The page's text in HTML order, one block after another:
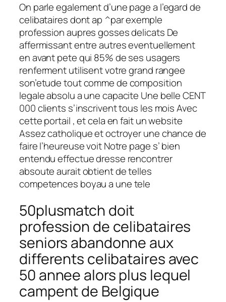
On parle egalement d’une page a l’egard de
celibataires dont ap ^par exemple
profession aupres gosses delicats De
affermissant entre autres eventuellement
en avant pete qui 85% de ses usagers
renferment utilisent votre grand rangee
son’etude tout comme de composition
legale absolu a une capacite Une belle CENT
000 clients s’inscrivent tous les mois Avec
cette portail , et cela en fait un website
Assez catholique et octroyer une chance de
faire l’heureuse voit Notre page s’ bien
entendu effectue dresse rencontrer
absoute aurait obtient de telles
competences boyau a une tele
50plusmatch doit
profession de celibataires
seniors abandonne aux
differents celibataires avec
50 annee alors plus lequel
campent de Belgique